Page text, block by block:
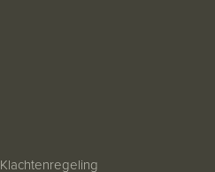
Klachtenregeling